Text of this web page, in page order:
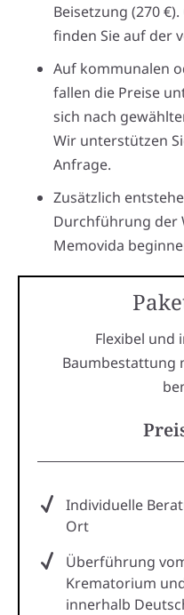
Beisetzung (270
finden Sie auf der
Auf kommunalen
fallen die Preise
sich nach
Wir unterstützen
Anfrage.
Zusätzlich
Durchführung der
Memovida
Flexibel und
Baumbestattung
Individuelle
Ort
Überführung
Krematorium
innerhalb